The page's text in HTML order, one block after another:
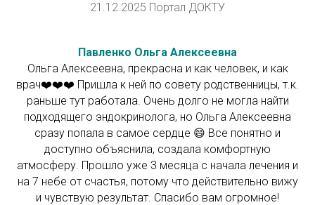
21.12.2025 Портал ДОКТУ
Павленко Ольга Алексеевна
Ольга Алексеевна, прекрасна и как человек, и как
врач❤️❤️❤️ Пришла к ней по совету родственницы, т.к.
раньше тут работала. Очень долго не могла найти
подходящего эндокринолога, но Ольга Алексеевна
сразу попала в самое сердце 😄 Все понятно и
доступно объяснила, создала комфортную
атмосферу. Прошло уже 3 месяца с начала лечения и
на 7 небе от счастья, потому что действительно вижу
и чувствую результат. Спасибо вам огромное!